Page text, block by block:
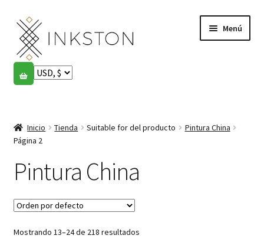
Ir
la
navegación
Ir
al
contenido
Menú
Tienda
menú
English
Español
Inicio Tienda Suitable for del producto
Pintura China
Página 2
Pintura China
Mostrando 13–24 de 218 resultados